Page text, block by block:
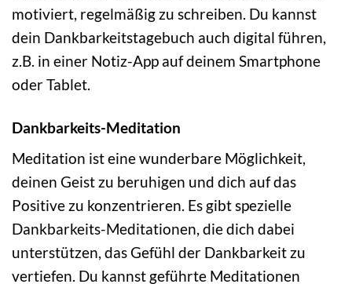
motiviert, regelmäßig zu schreiben. Du kannst
dein Dankbarkeitstagebuch auch digital führen,
z.B. in einer Notiz-App auf deinem Smartphone
oder Tablet.
Dankbarkeits-Meditation
Meditation ist eine wunderbare Möglichkeit,
deinen Geist zu beruhigen und dich auf das
Positive zu konzentrieren. Es gibt spezielle
Dankbarkeits-Meditationen, die dich dabei
unterstützen, das Gefühl der Dankbarkeit zu
vertiefen. Du kannst geführte Meditationen